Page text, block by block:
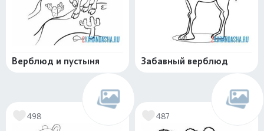
Верблюд и пустыня Забавный верблюд
498 487